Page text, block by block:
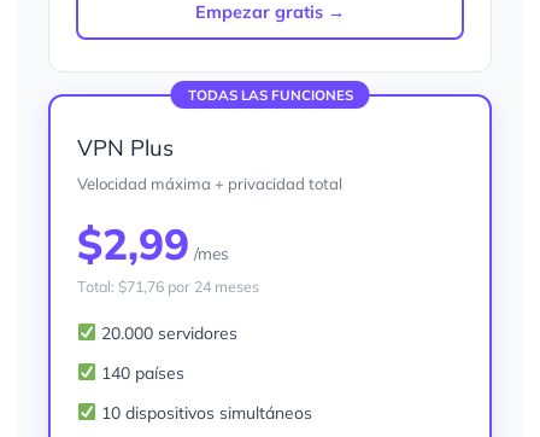
Empezar gratis →
TODAS LAS FUNCIONES
VPN Plus
Velocidad máxima + privacidad total
$2,99 /mes
Total: $71,76 por 24 meses
20.000 servidores
140 países
10 dispositivos simultáneos